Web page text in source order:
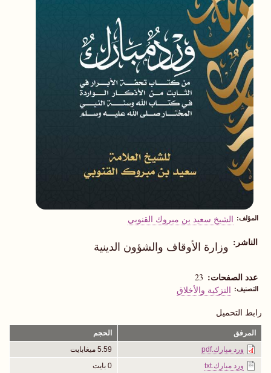
المؤلف الشيخ سعيد بن مبروك القنوبي
الناشر وزارة الأوقاف والشؤون الدينية
عدد الصفحات 23
التصنيف التزكية والأخلاق
رابط التحميل
المرفق
الحجم
ورد مبارك.pdf
5.59 ميغابايت
ورد مبارك.txt
0 بايت